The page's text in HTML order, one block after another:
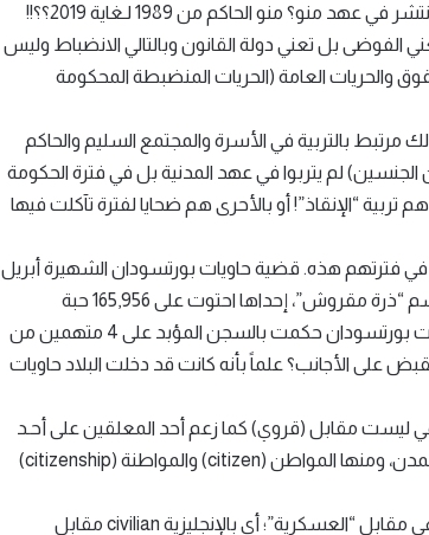
منو الحاكم من 1989 لـغاية 2019؟؟!!
الفوضى بل تعني دولة القانون وبالتالي الانضباط وليس
والحريات العامة (الحريات المنضبطة المحكومة
مرتبط بالتربية في الأسرة والمجتمع السليم والحاكم
لم يتربوا في عهد المدنية بل في فترة الحكومة
من عام 1989 وما زالوا)! إذن هم تربية “الإنقاذ”! أو بالأحرى هم ضحايا لفترة تآكلت فيها
فترتهم هذه. قضية حاويات بورتسودان الشهيرة أبريل
2018 حيث ضبطت جمارك البحر الأحمر 5 حاويات قادمة باسم “ذرة مقروش”، إحداها احتوت على 165,956 حبة
كبتاجون مخدرة بما يعادل (29,540) كيلوجرام. محكمة جنايات بورتسودان حكمت بالسجن المؤبد على 4 متهمين من
على الأجانب؟ علماً بأنه كانت قد دخلت البلاد حاويات
ليست مقابل (قروي) كما زعم أحد المعلقين على أحـد
مقالاتي السابقة! مقابل القروي هي (مديني) – أي سكان المدن، ومنها المواطن (citizen) والمواطنة (citizenship)
أما المدنية المقصودة – وتعرضت لتشويه في عقولكم – هي مقابل “العسكرية”؛ أي بالإنجليزية civilian مقابل